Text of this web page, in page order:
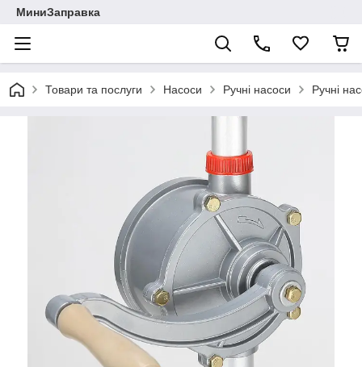
МиниЗаправка
Товари та послуги Насоси Ручні насоси Ручні